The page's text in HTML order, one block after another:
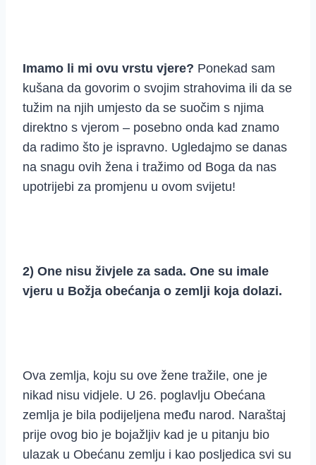
Imamo li mi ovu vrstu vjere? Ponekad sam
kušana da govorim o svojim strahovima ili da se
tužim na njih umjesto da se suočim s njima
direktno s vjerom – posebno onda kad znamo
da radimo što je ispravno. Ugledajmo se danas
na snagu ovih žena i tražimo od Boga da nas
upotrijebi za promjenu u ovom svijetu!
2) One nisu živjele za sada. One su imale
vjeru u Božja obećanja o zemlji koja dolazi.
Ova zemlja, koju su ove žene tražile, one je
nikad nisu vidjele. U 26. poglavlju Obećana
zemlja je bila podijeljena među narod. Naraštaj
prije ovog bio je bojažljiv kad je u pitanju bio
ulazak u Obećanu zemlju i kao posljedica svi su